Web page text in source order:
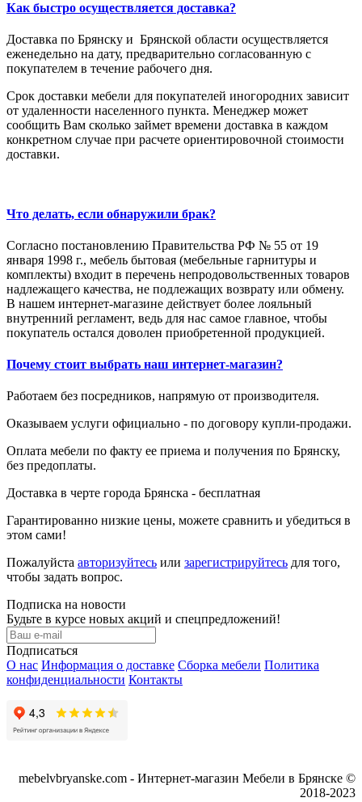
Как быстро осуществляется доставка?
Доставка по Брянску и Брянской области осуществляется
еженедельно на дату, предварительно согласованную с
покупателем в течение рабочего дня.
Срок доставки мебели для покупателей иногородних зависит
от удаленности населенного пункта. Менеджер может
сообщить Вам сколько займет времени доставка в каждом
конкретном случае при расчете ориентировочной стоимости
доставки.
Что делать, если обнаружили брак?
Согласно постановлению Правительства РФ № 55 от 19
января 1998 г., мебель бытовая (мебельные гарнитуры и
комплекты) входит в перечень непродовольственных товаров
надлежащего качества, не подлежащих возврату или обмену.
В нашем интернет-магазине действует более лояльный
внутренний регламент, ведь для нас самое главное, чтобы
покупатель остался доволен приобретенной продукцией.
Почему стоит выбрать наш интернет-магазин?
Работаем без посредников, напрямую от производителя.
Оказываем услуги официально - по договору купли-продажи.
Оплата мебели по факту ее приема и получения по Брянску,
без предоплаты.
Доставка в черте города Брянска - бесплатная
Гарантированно низкие цены, можете сравнить и убедиться в
этом сами!
Пожалуйста авторизуйтесь или зарегистрируйтесь для того,
чтобы задать вопрос.
Подписка на новости
Будьте в курсе новых акций и спецпредложений!
Подписаться
О нас Информация о доставке Сборка мебели Политика
конфиденциальности Контакты
mebelvbryanske.com - Интернет-магазин Мебели в Брянске ©
2018-2023